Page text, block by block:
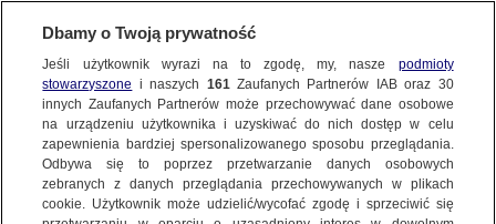
KONTAKT24
Wyślij Materiał
WYŚLIJ MATERIAŁDzień dobry!
Jedno konto do wszystkich usług
Dbamy o Twoją prywatność
Jeśli użytkownik wyrazi na to zgodę, my, nasze podmioty
stowarzyszone i naszych 161Zaufanych Partnerów IAB oraz 30
innych Zaufanych Partnerów może przechowywać dane osobowe
na urządzeniu użytkownika i uzyskiwać do nich dostęp w celu
zapewnienia bardziej spersonalizowanego sposobu przeglądania.
Odbywa się to poprzez przetwarzanie danych osobowych
zebranych z danych przeglądania przechowywanych w plikach
cookie. Użytkownik może udzielić/wycofać zgodę i sprzeciwić się